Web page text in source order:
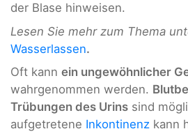
der Blase hinweisen.
Lesen Sie mehr zum Thema
Wasserlassen.
Oft kann ein ungewöhnlicher
wahrgenommen werden.
Trübungen des Urins sind
aufgetretene Inkontinenz kann